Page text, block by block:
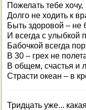
Пожелать тебе хочу,
Долго не ходить к
Быть здоровой – не
И всегда с улыбкой
Бабочкой всегда
В 30 – грех не
В общем, счастья и
Страсти океан – в
Тридцать уже...